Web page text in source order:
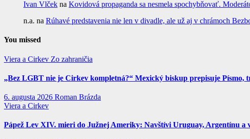
Ivan Vlček na Kovidová propaganda sa nesmela spochybňovať.
n.a. na Rúhavé predstavenia nie len v divadle, ale už aj v chrámoch
You missed
Viera a Cirkev Zo zahraničia
„Bez LGBT nie je Cirkev kompletná?“ Mexický biskup prepisuje Písmo,
6. augusta 2026 Roman Brázda
Viera a Cirkev
Pápež Lev XIV. mieri do Južnej Ameriky: Navštívi Uruguay, Argentínu a